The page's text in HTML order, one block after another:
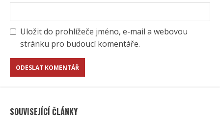
Uložit do prohlížeče jméno, e-mail a webovou
stránku pro budoucí komentáře.
SOUVISEJÍCÍ ČLÁNKY